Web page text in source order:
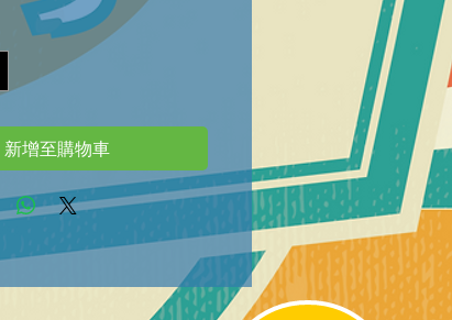
格
新增至購物車